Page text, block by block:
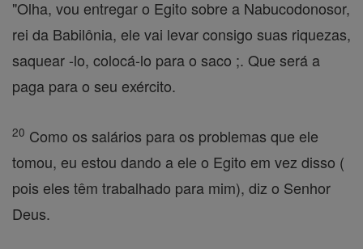
"Olha, vou entregar o Egito sobre a Nabucodonosor,
rei da Babilônia, ele vai levar consigo suas riquezas,
saquear -lo, colocá-lo para o saco ;. Que será a
paga para o seu exército.
20 Como os salários para os problemas que ele
tomou, eu estou dando a ele o Egito em vez disso (
pois eles têm trabalhado para mim), diz o Senhor
Deus.